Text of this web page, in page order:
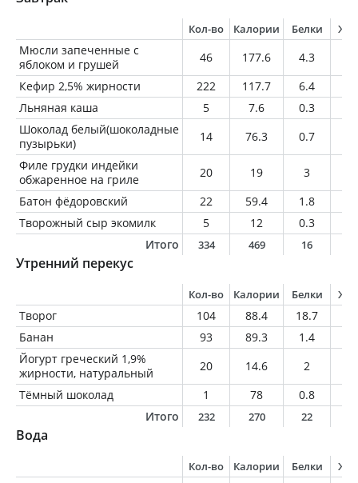
Кол-во Калории Белки
Мюсли запеченные с
яблоком и грушей
46 177.6 4.3
Кефир 2,5% жирности
222 117.7 6.4
Льняная каша
5 7.6 0.3
Шоколад белый(шоколадные
пузырьки)
14 76.3 0.7
Филе грудки индейки
обжаренное на гриле
20 19 3
Батон фёдоровский
22 59.4 1.8
Творожный сыр экомилк
5 12 0.3
Итого
334 469 16
Утренний перекус
Кол-во Калории Белки
Творог 104 88.4 18.7
Банан
93 89.3 1.4
Йогурт греческий 1,9%
жирности, натуральный
20 14.6 2
Тёмный шоколад
1 78 0.8
Итого
232 270 22
Вода
Кол-во Калории Белки